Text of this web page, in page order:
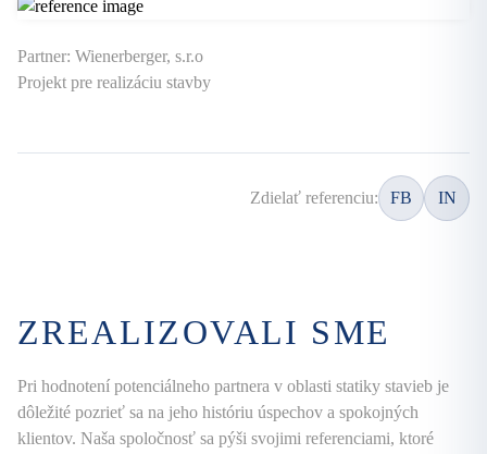
Partner: Wienerberger, s.r.o
Projekt pre realizáciu stavby
Zdielať referenciu: FB IN
ZREALIZOVALI SME
Pri hodnotení potenciálneho partnera v oblasti statiky stavieb je
dôležité pozrieť sa na jeho históriu úspechov a spokojných
klientov. Naša spoločnosť sa pýši svojimi referenciami, ktoré